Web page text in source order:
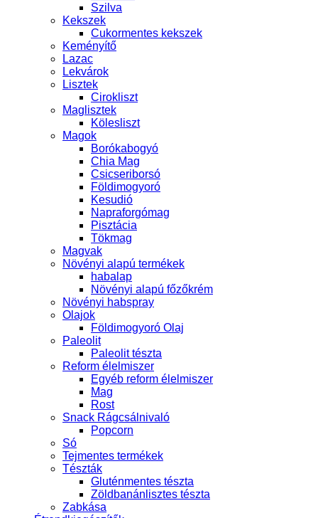
Szilva
Kekszek
Cukormentes kekszek
Keményítő
Lazac
Lekvárok
Lisztek
Cirokliszt
Maglisztek
Kölesliszt
Magok
Borókabogyó
Chia Mag
Csicseriborsó
Földimogyoró
Kesudió
Napraforgómag
Pisztácia
Tökmag
Magvak
Növényi alapú termékek
habalap
Növényi alapú főzőkrém
Növényi habspray
Olajok
Földimogyoró Olaj
Paleolit
Paleolit tészta
Reform élelmiszer
Egyéb reform élelmiszer
Mag
Rost
Snack Rágcsálnivaló
Popcorn
Só
Tejmentes termékek
Tészták
Gluténmentes tészta
Zöldbanánlisztes tészta
Zabkása